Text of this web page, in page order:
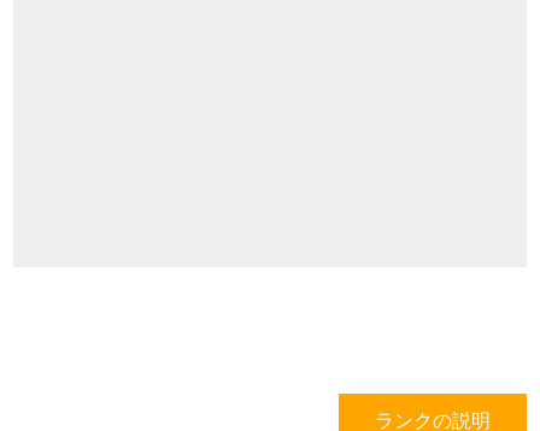
ランクの説明